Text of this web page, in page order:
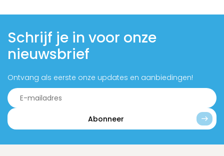
Schrijf je in voor onze
nieuwsbrief
Ontvang als eerste onze updates en aanbiedingen!
Abonneer